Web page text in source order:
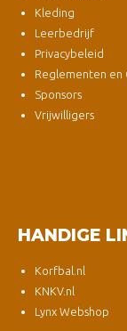
Kleding
Leerbedrijf
Privacybeleid
Reglementen en
Sponsors
Vrijwilligers
HANDIGE
Korfbal.nl
KNKV.nl
Lynx Webshop